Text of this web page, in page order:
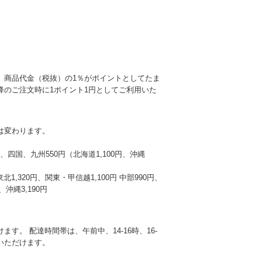
品代金（税抜）の1％がポイントとしてたま
ご注文時に1ポイント1円としてご利用いた
わります。
四国、九州550円（北海道1,100円、沖縄
1,320円、関東・甲信越1,100円 中部990円、
沖縄3,190円
す。 配達時間帯は、午前中、14-16時、16-
だけます。